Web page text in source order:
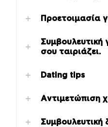
Προετοιμασία
Συμβουλευτική
σου ταιριάζει.
Dating tips
Αντιμετώπιση
Συμβουλευτική